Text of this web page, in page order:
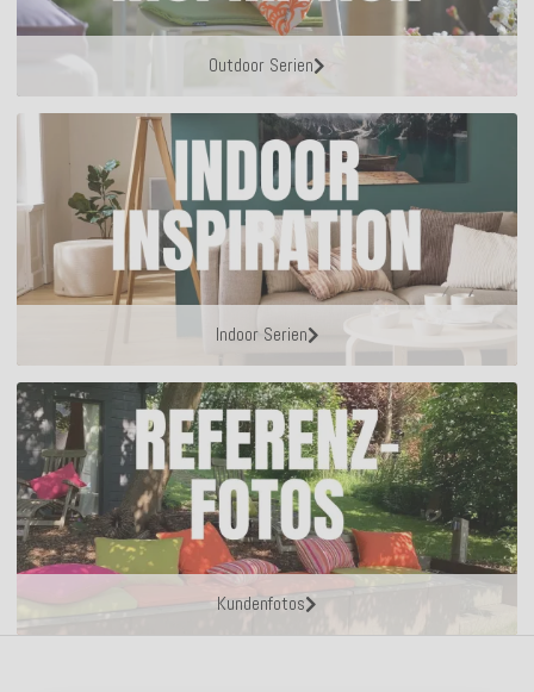
Outdoor Serien
Indoor Serien
Kundenfotos